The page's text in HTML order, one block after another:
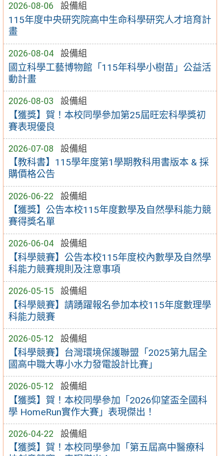
2026-08-06 設備組
115年度中央研究院高中生命科學研究人才培育計
畫
2026-08-04 設備組
國立科學工藝博物館「115年科學小樹苗」公益活
動計畫
2026-08-03 設備組
【獲獎】賀！本校同學參加第25屆旺宏科學獎初
賽表現優良
2026-07-08 設備組
【教科書】115學年度第1學期教科用書版本 & 採
購價格公告
2026-06-22 設備組
【獲獎】公告本校115年度數學及自然學科能力競
賽得獎名單
2026-06-04 設備組
【科學競賽】公告本校115年度校內數學及自然學
科能力競賽規則及注意事項
2026-05-15 設備組
【科學競賽】請踴躍報名參加本校115年度數理學
科能力競賽
2026-05-12 設備組
【科學競賽】台灣環境保護聯盟「2025第九屆全
國高中職大專小水力發電設計比賽」
2026-05-12 設備組
【獲獎】賀！本校同學參加「2026仰望盃全國科
學 HomeRun實作大賽」表現傑出！
2026-04-22 設備組
【獲獎】賀！本校同學參加「第五屆高中醫療科